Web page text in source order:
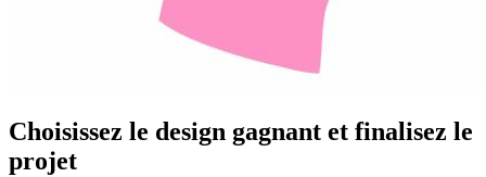
Choisissez le design gagnant et finalisez le
projet